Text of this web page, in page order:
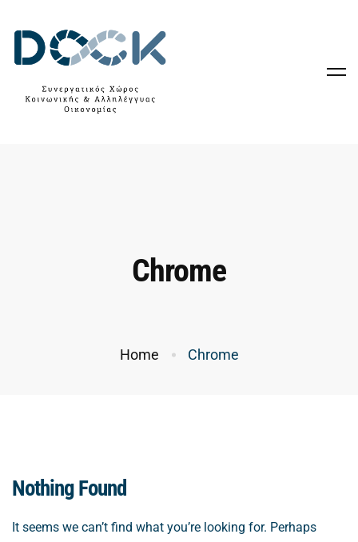
Chrome
Home Chrome
Nothing Found
It seems we can’t find what you’re looking for. Perhaps